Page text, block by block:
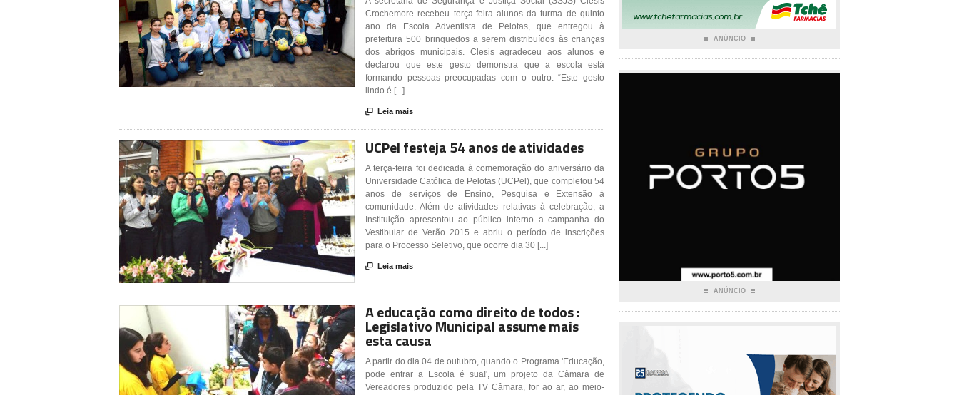
Crochemore recebeu terça-feira alunos da turma de quinto
ano da Escola Adventista de Pelotas, que entregou à
prefeitura 500 brinquedos a serem distribuídos às crianças
dos abrigos municipais. Clesis agradeceu aos alunos e
declarou que este gesto demonstra que a escola está
formando pessoas preocupadas com o outro. “Este gesto
lindo é [...]
 Leia mais
UCPel festeja 54 anos de atividades
A terça-feira foi dedicada à comemoração do aniversário da
Universidade Católica de Pelotas (UCPel), que completou 54
anos de serviços de Ensino, Pesquisa e Extensão à
comunidade. Além de atividades relativas à celebração, a
Instituição apresentou ao público interno a campanha do
Vestibular de Verão 2015 e abriu o período de inscrições
para o Processo Seletivo, que ocorre dia 30 [...]
 Leia mais
A educação como direito de todos :
Legislativo Municipal assume mais
esta causa
A partir do dia 04 de outubro, quando o Programa 'Educação,
pode entrar a Escola é sua!', um projeto da Câmara de
Vereadores produzido pela TV Câmara, for ao ar, ao meio-
ANÚNCIO
ANÚNCIO